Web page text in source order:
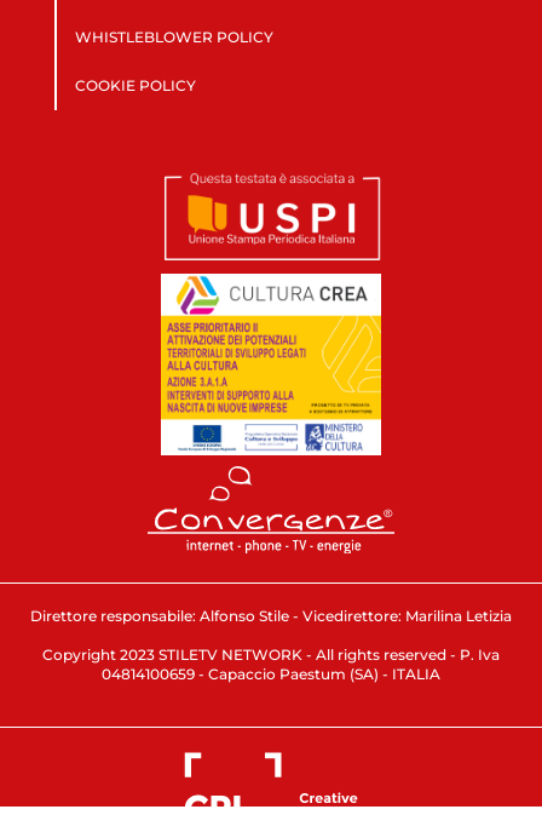
WHISTLEBLOWER POLICY
COOKIE POLICY
Direttore responsabile: Alfonso Stile - Vicedirettore: Marilina Letizia
Copyright 2023 STILETV NETWORK - All rights reserved - P. Iva
04814100659 - Capaccio Paestum (SA) - ITALIA